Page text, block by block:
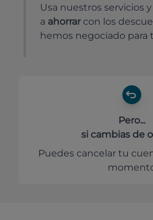
Usa nuestros servicios
a ahorrar con los
hemos negociado para
Pero...
si cambias de
Puedes cancelar tu